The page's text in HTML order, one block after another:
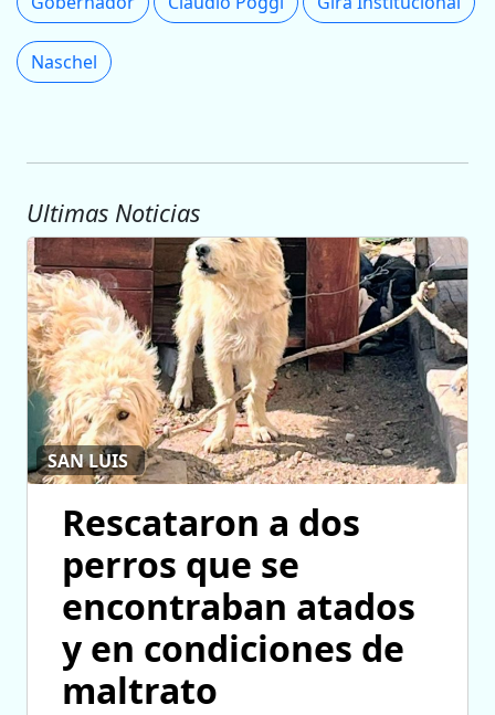
Naschel
Ultimas Noticias
SAN LUIS
Rescataron a dos
perros que se
encontraban atados
y en condiciones de
maltrato